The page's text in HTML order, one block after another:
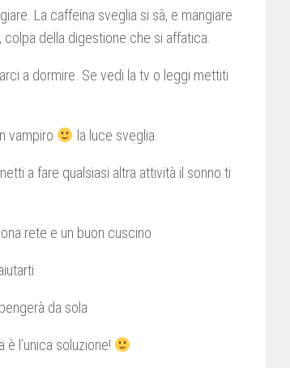
La caffeina sveglia si sà, e mangiare
della digestione che si affatica.
a dormire. Se vedi la tv o leggi mettiti
vampiro la luce sveglia.
a fare qualsiasi altra attività il sonno ti
rete e un buon cuscino
da sola
l’unica soluzione!